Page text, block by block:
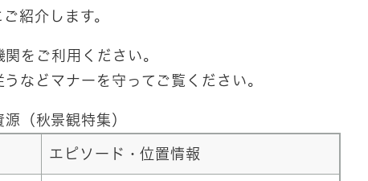
紹介します。
をご利用ください。
などマナーを守ってご覧ください。
源（秋景観特集）
エピソード・位置情報